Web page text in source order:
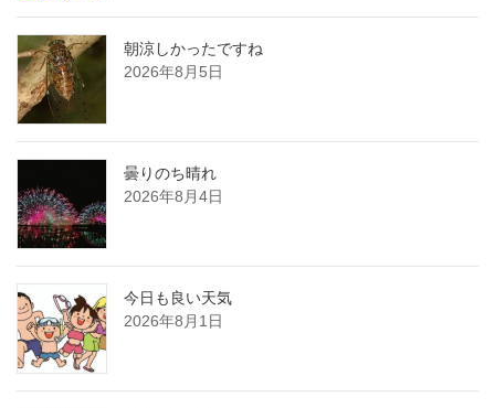
朝涼しかったですね
2026年8月5日
曇りのち晴れ
2026年8月4日
今日も良い天気
2026年8月1日